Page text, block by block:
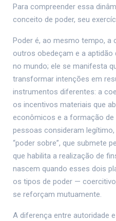
Para compreender essa
conceito de poder, seu
Poder é, ao mesmo tempo, a
outros obedeçam e a
no mundo; ele se manifesta
transformar intenções em
instrumentos diferentes: a
os incentivos materiais que
econômicos e a formação de
pessoas consideram
“poder sobre”, que submete
que habilita a realização de
nascem quando esses dois
os tipos de poder —
se reforçam mutuamente.
A diferença entre autoridade